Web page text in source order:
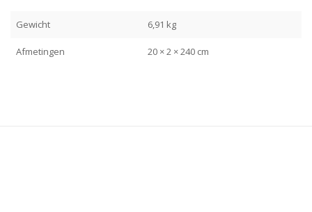
Gewicht 6,91 kg
Afmetingen 20 × 2 × 240 cm